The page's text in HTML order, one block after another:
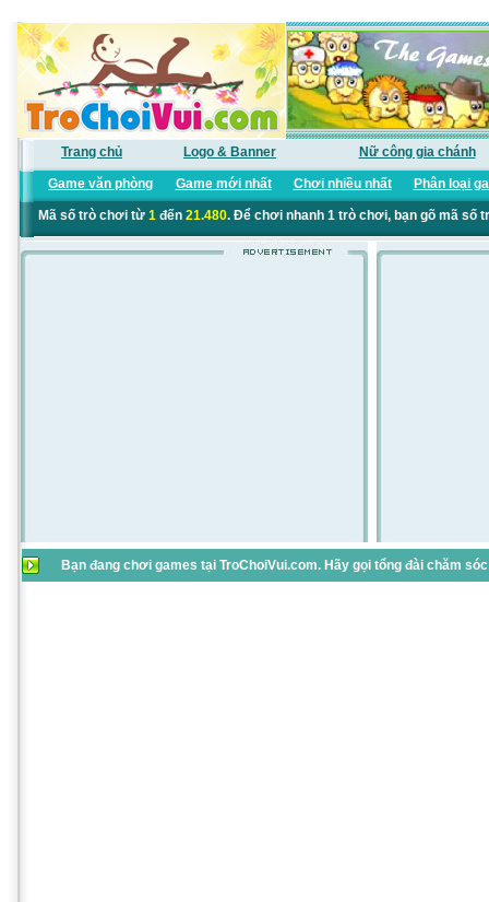
Trang chủ Logo & Banner Nữ công gia chánh
Game văn phòng Game mới nhất Chơi nhiều nhất Phân loại
Mã số trò chơi từ 1đến 21.480. Để chơi nhanh 1 trò chơi, bạn gõ mã số
Bạn đang chơi games tại TroChoiVui.com. Hãy gọi tổng đài chăm